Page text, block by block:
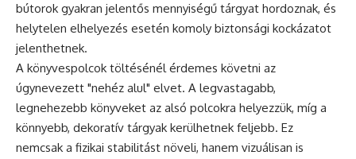
bútorok gyakran jelentős mennyiségű tárgyat hordoznak, és
helytelen elhelyezés esetén komoly biztonsági kockázatot
jelenthetnek.
A könyvespolcok töltésénél érdemes követni az
úgynevezett "nehéz alul" elvet. A legvastagabb,
legnehezebb könyveket az alsó polcokra helyezzük, míg a
könnyebb, dekoratív tárgyak kerülhetnek feljebb. Ez
nemcsak a fizikai stabilitást növeli, hanem vizuálisan is